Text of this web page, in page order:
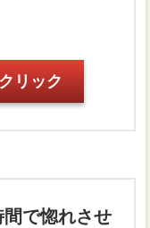
リック
で惚れさせ